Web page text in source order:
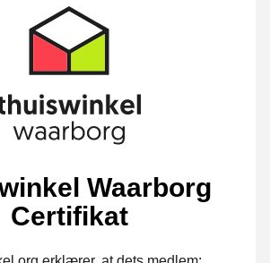
Waarborg
Certifikat